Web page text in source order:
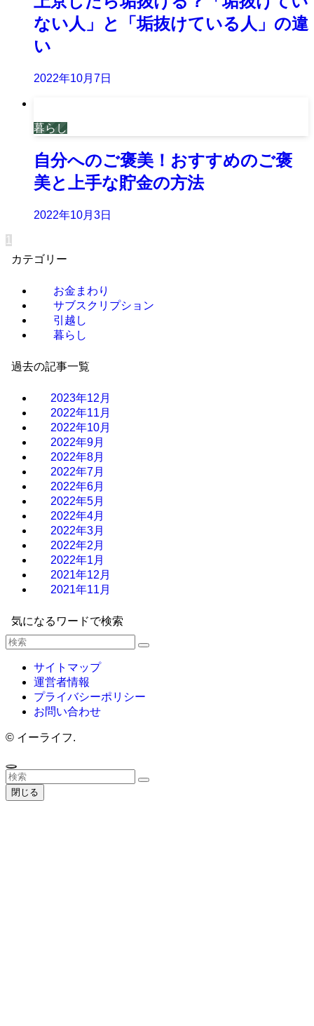
ない人」と「垢抜けている人」の違
い
2022年10月7日
暮らし
自分へのご褒美！おすすめのご褒
美と上手な貯金の方法
2022年10月3日
1
カテゴリー
お金まわり
サブスクリプション
引越し
暮らし
過去の記事一覧
2023年12月
2022年11月
2022年10月
2022年9月
2022年8月
2022年7月
2022年6月
2022年5月
2022年4月
2022年3月
2022年2月
2022年1月
2021年12月
2021年11月
気になるワードで検索
サイトマップ
運営者情報
プライバシーポリシー
お問い合わせ
© イーライフ.
閉じる